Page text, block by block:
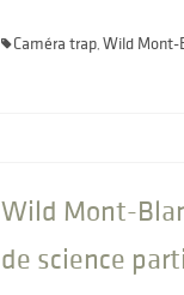
Caméra trap, Wild Mont-
Wild Mont-
de science